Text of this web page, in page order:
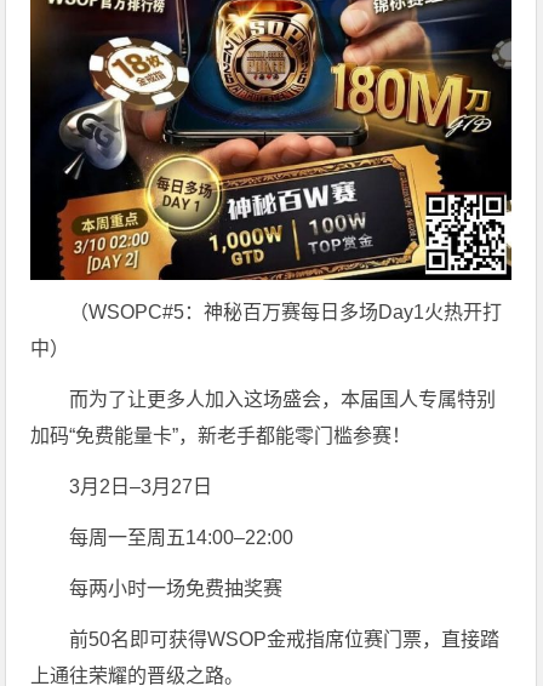
（WSOPC#5：神秘百万赛每日多场Day1火热开打
中）
而为了让更多人加入这场盛会，本届国人专属特别
加码“免费能量卡”，新老手都能零门槛参赛！
3月2日–3月27日
每周一至周五14:00–22:00
每两小时一场免费抽奖赛
前50名即可获得WSOP金戒指席位赛门票，直接踏
上通往荣耀的晋级之路。